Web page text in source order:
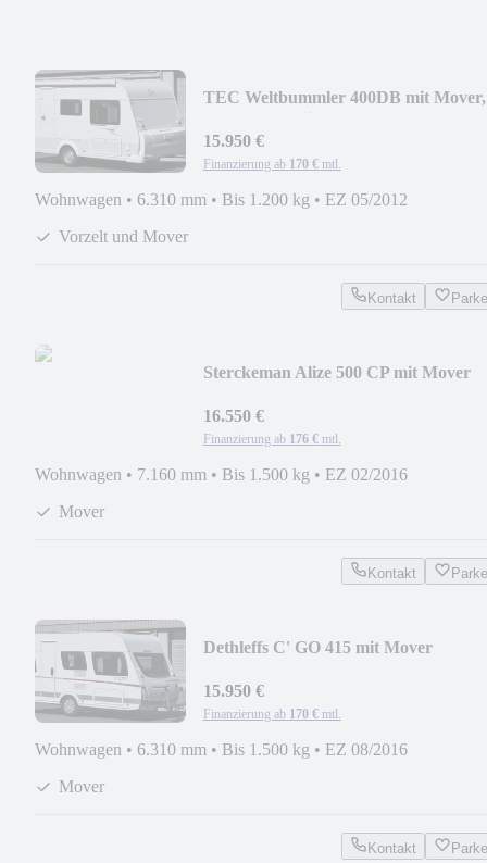
TEC Weltbummler 400DB mit Mover,
15.950 €
Finanzierung ab 170 € mtl.
Wohnwagen • 6.310 mm • Bis 1.200 kg • EZ 05/2012
Vorzelt und Mover
Kontakt
Sterckeman Alize 500 CP mit Mover
16.550 €
Finanzierung ab 176 € mtl.
Wohnwagen • 7.160 mm • Bis 1.500 kg • EZ 02/2016
Mover
Kontakt
Dethleffs C' GO 415 mit Mover
15.950 €
Finanzierung ab 170 € mtl.
Wohnwagen • 6.310 mm • Bis 1.500 kg • EZ 08/2016
Mover
Kontakt